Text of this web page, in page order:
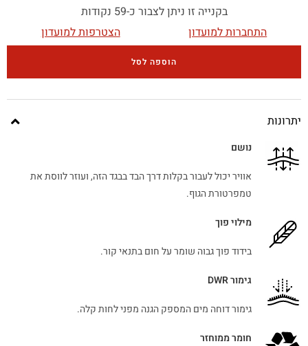
בקנייה זו ניתן לצבור כ-59 נקודות
התחברות למועדון
הצטרפות למועדון
הוספה לסל
יתרונות
נושם
אוויר יכול לעבור בקלות דרך הבד בבגד הזה, ועוזר לווסת את
טמפרטורת הגוף.
מילוי פוך
בידוד פוך גבוה שומר על חום בתנאי קור.
גימור DWR
גימור דוחה מים המספק הגנה מפני לחות קלה.
חומר ממוחזר